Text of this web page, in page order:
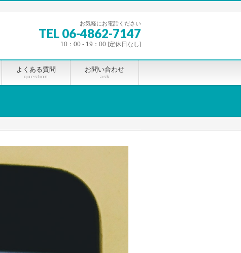
お気軽にお電話ください
TEL 06-4862-7147
10：00 - 19：00 [定休日なし]
よくある質問
question
お問い合わせ
ask